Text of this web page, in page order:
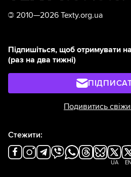
© 2010—2026 Texty.org.ua
Підпишіться, щоб отримувати
(раз на два тижні)
Подивитись
Стежити:
UA EN